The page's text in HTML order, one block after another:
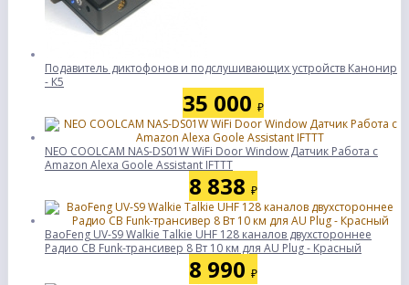
Подавитель диктофонов и подслушивающих устройств Канонир
- К5
35 000 ₽
NEO COOLCAM NAS-DS01W WiFi Door Window Датчик Работа с
Amazon Alexa Goole Assistant IFTTT
8 838 ₽
BaoFeng UV-S9 Walkie Talkie UHF 128 каналов двухстороннее
Радио CB Funk-трансивер 8 Вт 10 км для AU Plug - Красный
8 990 ₽